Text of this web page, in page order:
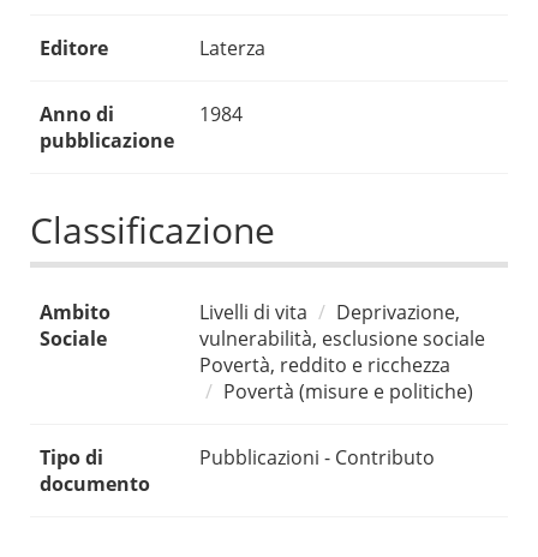
Editore Laterza
Anno di
pubblicazione
1984
Classificazione
Ambito
Sociale
Livelli di vita
Deprivazione,
vulnerabilità, esclusione sociale
Povertà, reddito e ricchezza
Povertà (misure e politiche)
Tipo di
documento
Pubblicazioni - Contributo